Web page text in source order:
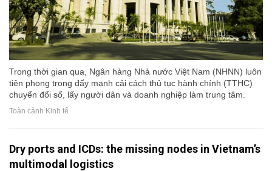
Trong thời gian qua, Ngân hàng Nhà nước Việt Nam (NHNN) luôn
tiên phong trong đẩy mạnh cải cách thủ tục hành chính (TTHC)
chuyển đổi số, lấy người dân và doanh nghiệp làm trung tâm.
Toàn cảnh Kinh tế
Dry ports and ICDs: the missing nodes in Vietnam’s
multimodal logistics